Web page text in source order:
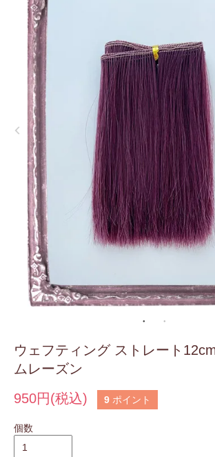
ウェフティング ストレート
ムレーズン
950円(税込)
9 ポイント
個数